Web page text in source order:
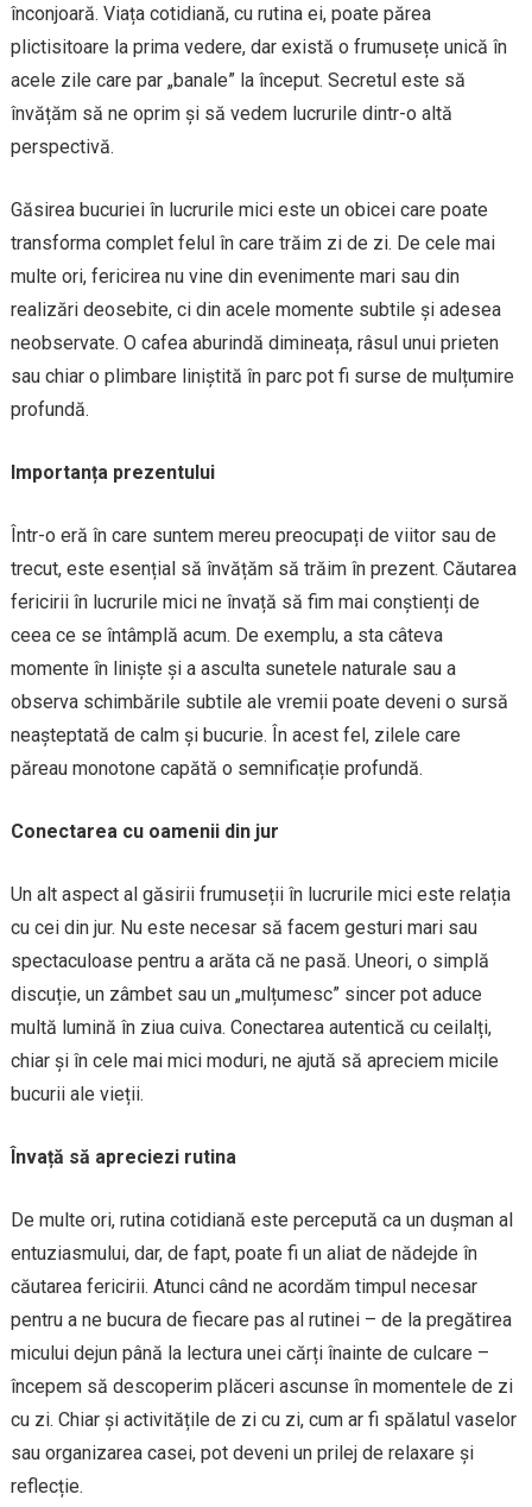
înconjoară. Viața cotidiană, cu rutina ei, poate părea
plictisitoare la prima vedere, dar există o frumusețe unică în
acele zile care par „banale” la început. Secretul este să
învățăm să ne oprim și să vedem lucrurile dintr-o altă
perspectivă.
Găsirea bucuriei în lucrurile mici este un obicei care poate
transforma complet felul în care trăim zi de zi. De cele mai
multe ori, fericirea nu vine din evenimente mari sau din
realizări deosebite, ci din acele momente subtile și adesea
neobservate. O cafea aburindă dimineața, râsul unui prieten
sau chiar o plimbare liniștită în parc pot fi surse de mulțumire
profundă.
Importanța prezentului
Într-o eră în care suntem mereu preocupați de viitor sau de
trecut, este esențial să învățăm să trăim în prezent. Căutarea
fericirii în lucrurile mici ne învață să fim mai conștienți de
ceea ce se întâmplă acum. De exemplu, a sta câteva
momente în liniște și a asculta sunetele naturale sau a
observa schimbările subtile ale vremii poate deveni o sursă
neașteptată de calm și bucurie. În acest fel, zilele care
păreau monotone capătă o semnificație profundă.
Conectarea cu oamenii din jur
Un alt aspect al găsirii frumuseții în lucrurile mici este relația
cu cei din jur. Nu este necesar să facem gesturi mari sau
spectaculoase pentru a arăta că ne pasă. Uneori, o simplă
discuție, un zâmbet sau un „mulțumesc” sincer pot aduce
multă lumină în ziua cuiva. Conectarea autentică cu ceilalți,
chiar și în cele mai mici moduri, ne ajută să apreciem micile
bucurii ale vieții.
Învață să apreciezi rutina
De multe ori, rutina cotidiană este percepută ca un dușman al
entuziasmului, dar, de fapt, poate fi un aliat de nădejde în
căutarea fericirii. Atunci când ne acordăm timpul necesar
pentru a ne bucura de fiecare pas al rutinei – de la pregătirea
micului dejun până la lectura unei cărți înainte de culcare –
începem să descoperim plăceri ascunse în momentele de zi
cu zi. Chiar și activitățile de zi cu zi, cum ar fi spălatul vaselor
sau organizarea casei, pot deveni un prilej de relaxare și
reflecție.